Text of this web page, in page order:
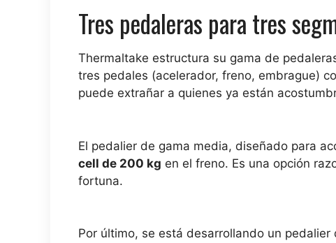
Tres pedaleras para tres
Thermaltake estructura su gama de
tres pedales (acelerador, freno, embrague)
puede extrañar a quienes ya están
El pedalier de gama media, diseñado para
cell de 200 kg en el freno. Es una opción
fortuna.
Por último, se está desarrollando un